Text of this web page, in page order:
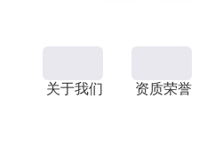
关于我们 资质荣誉